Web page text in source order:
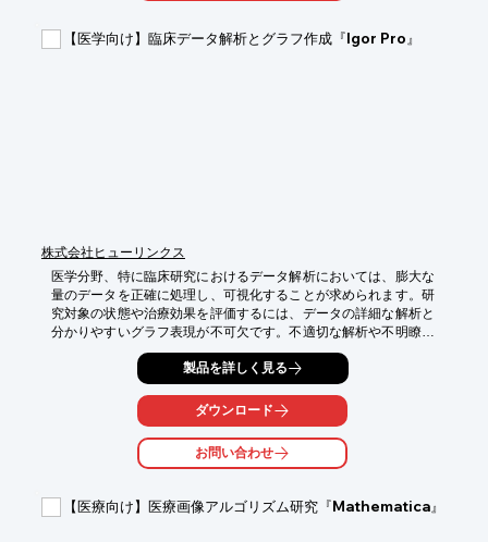
・3D再構成処理
・大量の画像データの効率的な処理
【医学向け】臨床データ解析とグラフ作成『Igor Pro』
株式会社ヒューリンクス
医学分野、特に臨床研究におけるデータ解析においては、膨大な
量のデータを正確に処理し、可視化することが求められます。研
究対象の状態や治療効果を評価するには、データの詳細な解析と
分かりやすいグラフ表現が不可欠です。不適切な解析や不明瞭な
グラフは、誤った解釈につながる可能性があります。
『Igor Pro』は、時系列／離散型を問わず膨大な量の実験データ
をインポートし、統計解析・信号処理・カーブフィッティング・
画像解析などの様々な解析を行い、そして結果のグラフ・表・テ
キストを一つのページにレイアウトするという一連の作業を、一
つの環境で実現できるソフトウェアです。さらに、組み込みのプ
【活用シーン】
製品を詳しく見る
ダウンロード
お問い合わせ
【医療向け】医療画像アルゴリズム研究『Mathematica』